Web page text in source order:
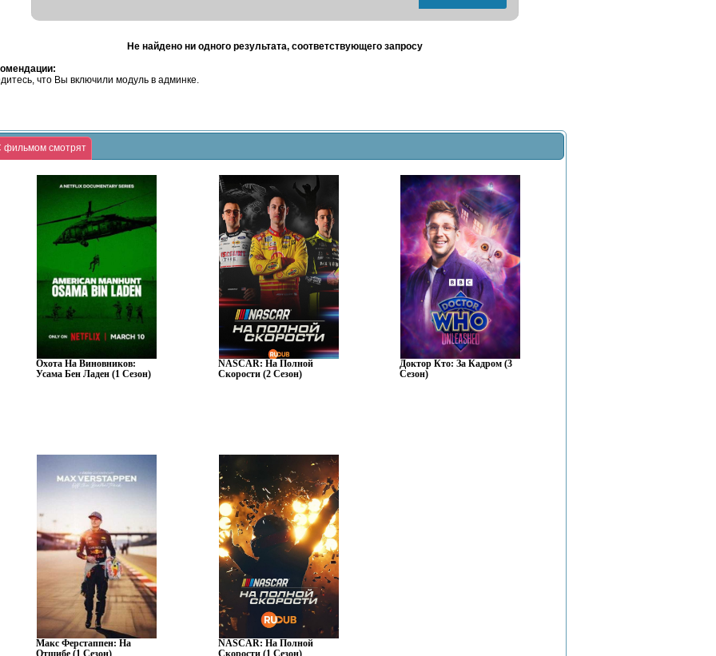
Не найдено ни одного результата, соответствующего запросу
что Вы включили модуль в админке.
фильмом смотрят
Охота На Виновников:
Усама Бен Ладен (1 Сезон)
NASCAR: На Полной
Скорости (2 Сезон)
Доктор Кто: За Кадром (3
Сезон)
Макс Ферстаппен: На
Отшибе (1 Сезон)
NASCAR: На Полной
Скорости (1 Сезон)